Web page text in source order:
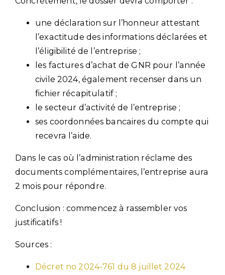
une déclaration sur l’honneur attestant
l’exactitude des informations déclarées et
l’éligibilité de l’entreprise ;
les factures d’achat de GNR pour l’année
civile 2024, également recenser dans un
fichier récapitulatif ;
le secteur d’activité de l’entreprise ;
ses coordonnées bancaires du compte qui
recevra l’aide.
Dans le cas où l’administration réclame des
documents complémentaires, l’entreprise aura
2 mois pour répondre.
Conclusion : commencez à rassembler vos
justificatifs !
Sources :
Décret no 2024-761 du 8 juillet 2024